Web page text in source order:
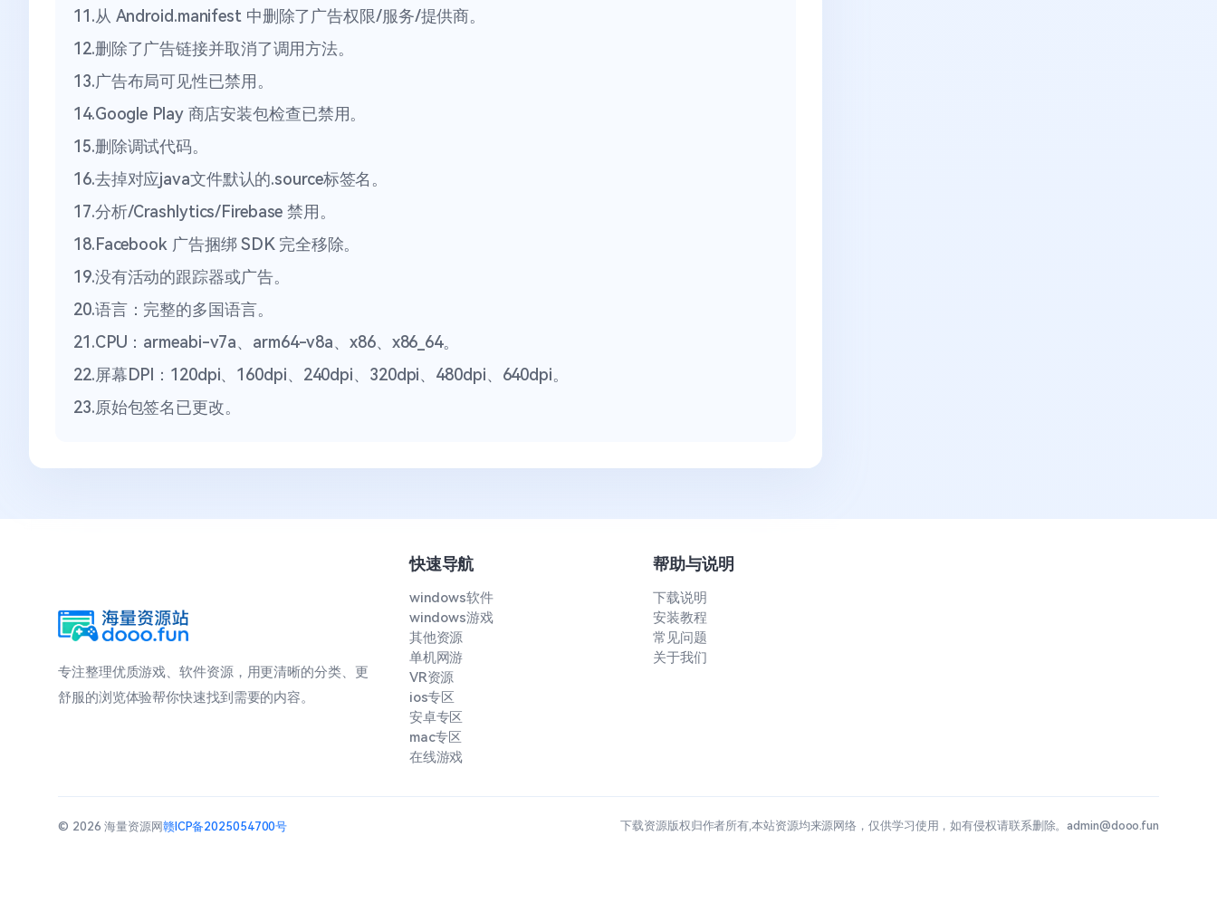
11.从 Android.manifest 中删除了广告权限/服务/提供商。
12.删除了广告链接并取消了调用方法。
13.广告布局可见性已禁用。
14.Google Play 商店安装包检查已禁用。
15.删除调试代码。
16.去掉对应java文件默认的.source标签名。
17.分析/Crashlytics/Firebase 禁用。
18.Facebook 广告捆绑 SDK 完全移除。
19.没有活动的跟踪器或广告。
20.语言：完整的多国语言。
21.CPU：armeabi-v7a、arm64-v8a、x86、x86_64。
22.屏幕DPI：120dpi、160dpi、240dpi、320dpi、480dpi、640dpi。
23.原始包签名已更改。
专注整理优质游戏、软件资源，用更清晰的分类、更
舒服的浏览体验帮你快速找到需要的内容。
快速导航
windows软件
windows游戏
其他资源
单机网游
VR资源
ios专区
安卓专区
mac专区
在线游戏
帮助与说明
下载说明
安装教程
常见问题
关于我们
© 2026 海量资源网赣ICP备2025054700号 下载资源版权归作者所有,本站资源均来源网络，仅供学习使用，如有侵权请联系删除。admin@dooo.fun